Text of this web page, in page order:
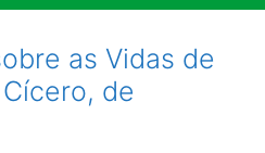
as Vidas de
de